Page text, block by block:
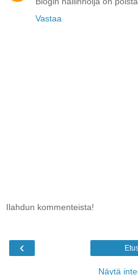
Vastaa
Ilahdun kommenteista!
‹
Näytä